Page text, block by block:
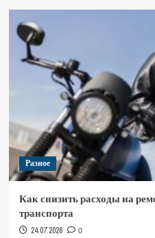
Разное
Как снизить расходы на
транспорта
24.07.2026 0